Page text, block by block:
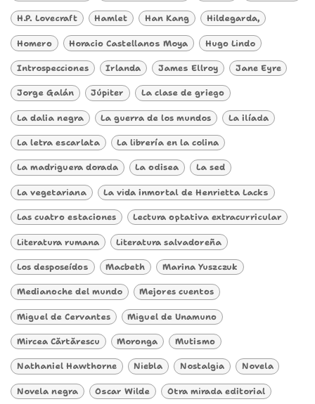
H.P. Lovecraft Hamlet Han Kang Hildegarda,
Homero Horacio Castellanos Moya Hugo Lindo
Introspecciones Irlanda James Ellroy Jane Eyre
Jorge Galán Júpiter La clase de griego
La dalia negra La guerra de los mundos La ilíada
La letra escarlata La librería en la colina
La madriguera dorada La odisea La sed
La vegetariana La vida inmortal de Henrietta Lacks
Las cuatro estaciones Lectura optativa extracurricular
Literatura rumana Literatura salvadoreña
Los desposeídos Macbeth Marina Yuszczuk
Medianoche del mundo Mejores cuentos
Miguel de Cervantes Miguel de Unamuno
Mircea Cărtărescu Moronga Mutismo
Nathaniel Hawthorne Niebla Nostalgia Novela
Novela negra Oscar Wilde Otra mirada editorial